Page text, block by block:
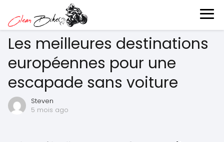
Les meilleures destinations
européennes pour une
escapade sans voiture
Steven
5 mois ago